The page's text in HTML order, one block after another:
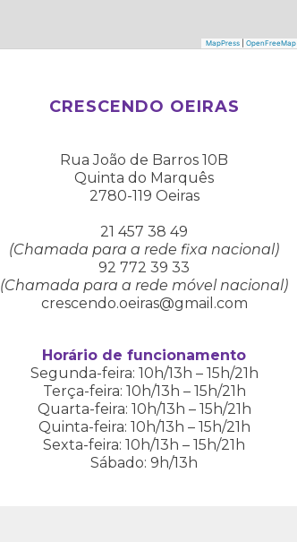
MapPress OpenFreeMap
CRESCENDO OEIRAS
Rua João de Barros 10B
Quinta do Marquês
2780-119 Oeiras
21 457 38 49
(Chamada para a rede fixa nacional)
92 772 39 33
(Chamada para a rede móvel nacional)
crescendo.oeiras@gmail.com
Horário de funcionamento
Segunda-feira: 10h/13h – 15h/21h
Terça-feira: 10h/13h – 15h/21h
Quarta-feira: 10h/13h – 15h/21h
Quinta-feira: 10h/13h – 15h/21h
Sexta-feira: 10h/13h – 15h/21h
Sábado: 9h/13h